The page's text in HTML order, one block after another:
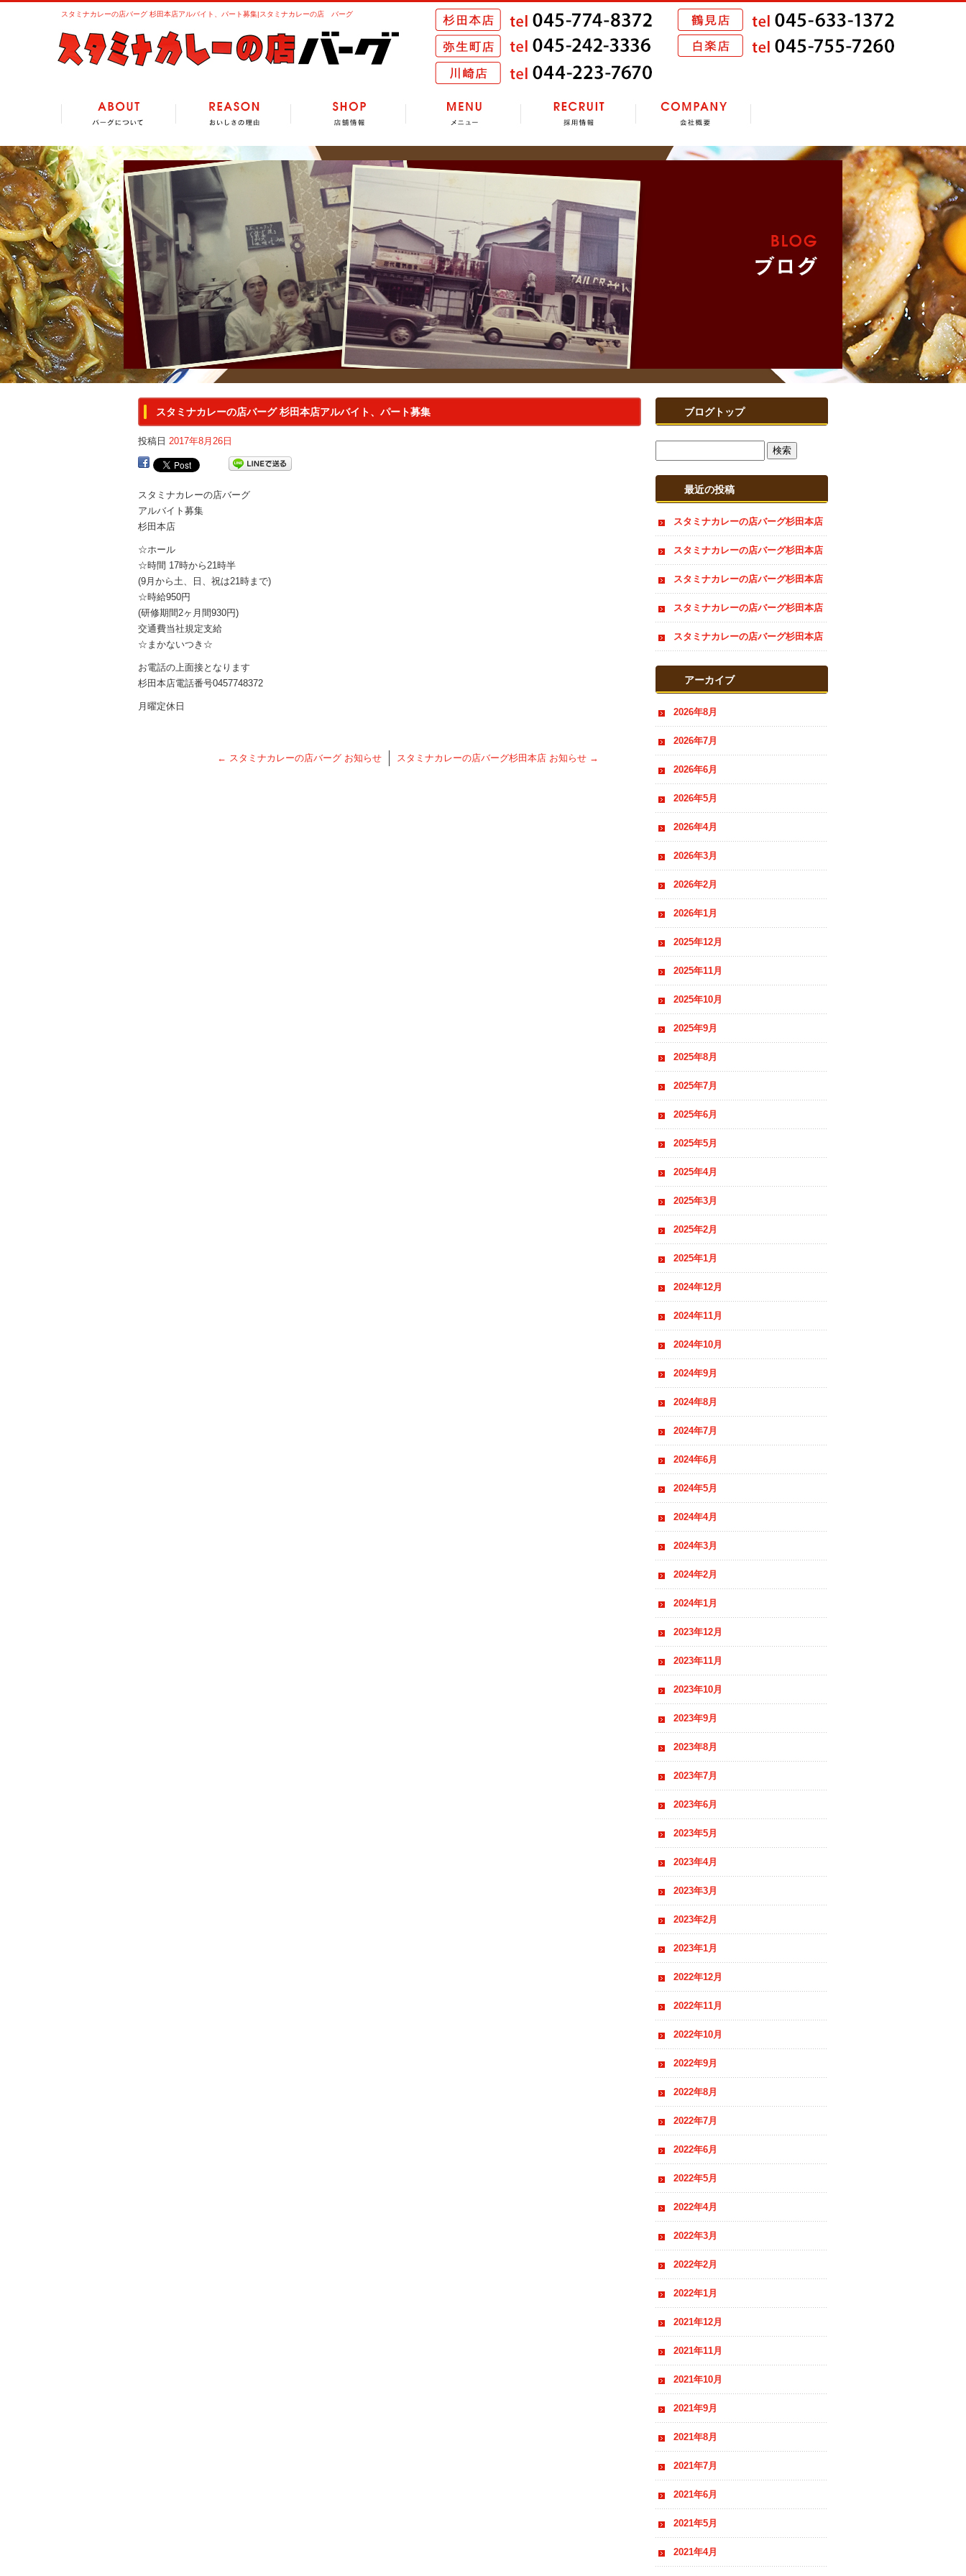
スタミナカレーの店バーグ 杉田本店アルバイト、パート募集|スタミナカレーの店 バーグ
スタミナカレーの店バーグ 杉田本店アルバイト、パート募集
投稿日 2017年8月26日
スタミナカレーの店バーグ
アルバイト募集
杉田本店
☆ホール
☆時間 17時から21時半
(9月から土、日、祝は21時まで)
☆時給950円
(研修期間2ヶ月間930円)
交通費当社規定支給
☆まかないつき☆
お電話の上面接となります
杉田本店電話番号0457748372
月曜定休日
← スタミナカレーの店バーグ お知らせ スタミナカレーの店バーグ杉田本店 お知らせ →
ブログトップ
最近の投稿
スタミナカレーの店バーグ杉田本店
夏季休業のお知らせ
スタミナカレーの店バーグ杉田本店
おすすめ情報
スタミナカレーの店バーグ杉田本店
おすすめ情報
スタミナカレーの店バーグ杉田本店
夏季休業のお知らせ
スタミナカレーの店バーグ杉田本店
おすすめ情報
アーカイブ
2026年8月
2026年7月
2026年6月
2026年5月
2026年4月
2026年3月
2026年2月
2026年1月
2025年12月
2025年11月
2025年10月
2025年9月
2025年8月
2025年7月
2025年6月
2025年5月
2025年4月
2025年3月
2025年2月
2025年1月
2024年12月
2024年11月
2024年10月
2024年9月
2024年8月
2024年7月
2024年6月
2024年5月
2024年4月
2024年3月
2024年2月
2024年1月
2023年12月
2023年11月
2023年10月
2023年9月
2023年8月
2023年7月
2023年6月
2023年5月
2023年4月
2023年3月
2023年2月
2023年1月
2022年12月
2022年11月
2022年10月
2022年9月
2022年8月
2022年7月
2022年6月
2022年5月
2022年4月
2022年3月
2022年2月
2022年1月
2021年12月
2021年11月
2021年10月
2021年9月
2021年8月
2021年7月
2021年6月
2021年5月
2021年4月